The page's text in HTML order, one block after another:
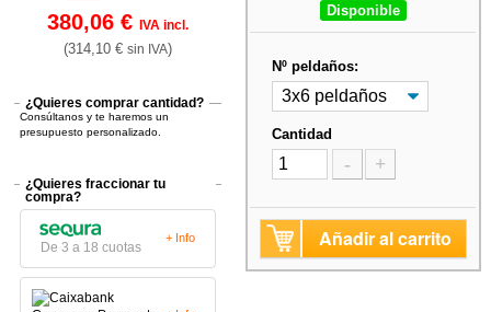
380,06 €IVA incl.
(314,10 €sin IVA)
¿Quieres comprar cantidad?
Consúltanos y te haremos un
presupuesto personalizado.
¿Quieres fraccionar tu
compra?
De 3 a 18 cuotas
+ Info
Disponible
Nº peldaños:
Cantidad
- +
Añadir al carrito